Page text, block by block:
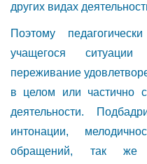
других видах
Поэтому
учащегося
переживание
в целом или частично
деятельности.
интонации,
обращений, так